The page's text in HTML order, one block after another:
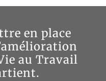
en place
au Travail